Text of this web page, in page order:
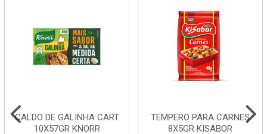
CALDO DE GALINHA CART
10X57GR KNORR
TEMPERO PARA CARNES
8X5GR KISABOR